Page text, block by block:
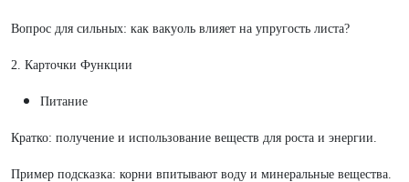
Вопрос для сильных: как вакуоль влияет на упругость листа?
2. Карточки Функции
Питание
Кратко: получение и использование веществ для роста и энергии.
Пример подсказка: корни впитывают воду и минеральные вещества.